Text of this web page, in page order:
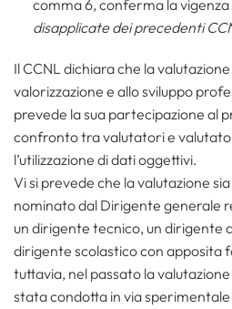
comma 6, conferma la vigenza
disapplicate dei precedenti
Il CCNL dichiara che la
valorizzazione e allo sviluppo
prevede la sua partecipazione al
confronto tra valutatori e
l’utilizzazione di dati oggettivi.
Vi si prevede che la valutazione
nominato dal Dirigente generale
un dirigente tecnico, un dirigente
dirigente scolastico con apposita
tuttavia, nel passato la
stata condotta in via